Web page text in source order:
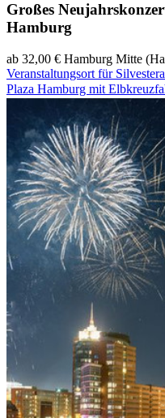
Großes
Hamburg
ab 32,00 € Hamburg Mitte
Veranstaltungsort für
Plaza Hamburg mit